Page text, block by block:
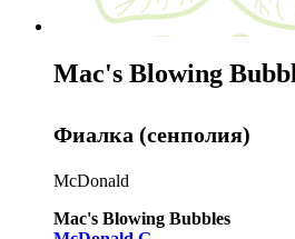
Mac's Blowing
Фиалка (сенполия)
McDonald
Mac's Blowing Bubbles